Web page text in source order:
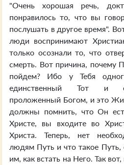
"Очень хорошая речь,
понравилось то, что вы
послушать в другое время".
люди воспринимают
только осознали то, что
смерть. Вот причина, почему
пойдем? Ибо у Тебя
единственный Тот и
проложенный Богом, и это
должны помнить, что Он
Христе, вы входите во
Христа. Теперь, нет
людям Путь и что такое
им, как встать на Него. Так